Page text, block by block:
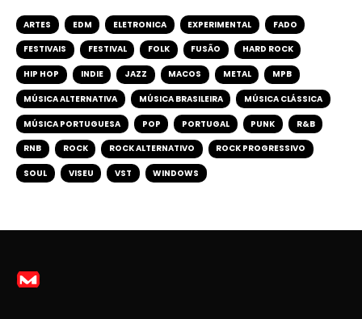
ARTES EDM ELETRONICA EXPERIMENTAL FADO
FESTIVAIS FESTIVAL FOLK FUSÃO HARD ROCK
HIP HOP INDIE JAZZ MACOS METAL MPB
MÚSICA ALTERNATIVA MÚSICA BRASILEIRA MÚSICA CLÁSSICA
MÚSICA PORTUGUESA POP PORTUGAL PUNK R&B
RNB ROCK ROCK ALTERNATIVO ROCK PROGRESSIVO
SOUL VISEU VST WINDOWS